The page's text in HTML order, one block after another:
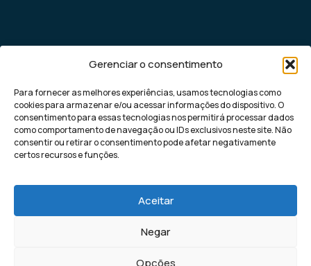
Gerenciar o consentimento
Para fornecer as melhores experiências, usamos tecnologias como
cookies para armazenar e/ou acessar informações do dispositivo. O
consentimento para essas tecnologias nos permitirá processar dados
como comportamento de navegação ou IDs exclusivos neste site. Não
consentir ou retirar o consentimento pode afetar negativamente
certos recursos e funções.
Aceitar
Negar
Opções
Democratizando o marketing digital de
performance para pequenas e médias
para gerar leads altamente qualificados.